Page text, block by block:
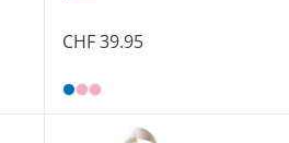
CHF 39.95